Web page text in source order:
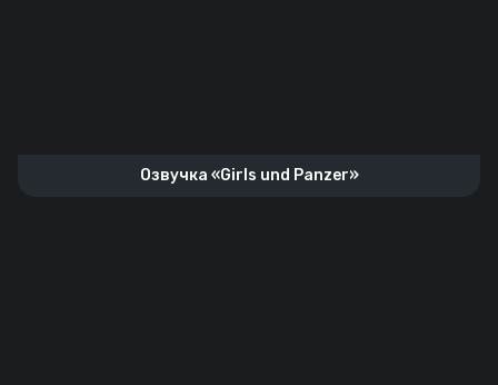
Озвучка «Girls und Panzer»